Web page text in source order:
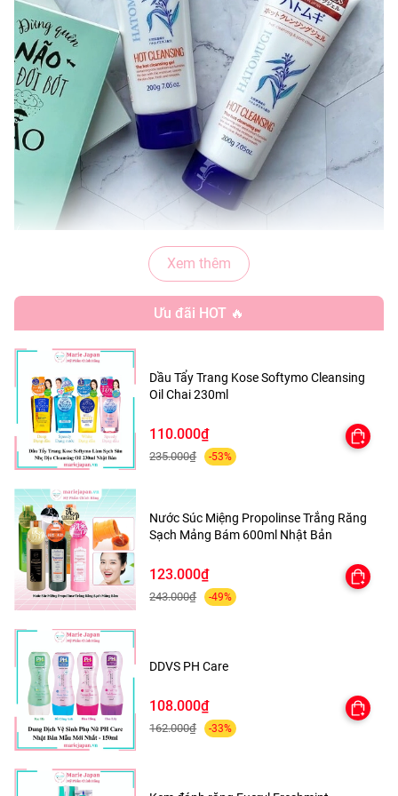
Tẩy trang bằng gel nóng đang là xu hướng hot nhất bên
Nhật. Khi tẩy trang bằng cách massage gel nóng thì cảm
giác ấm áp lập tức lan tỏa khắp bề mặt da làm lỗ chân
tận sâu lỗ chân lông.
CÔNG DỤNG
- Gel tẩy trang nóng chứa chiết xuất hạt Ý dĩ giúp làm
sạch sâu bụi bẩn và các lớp trang điểm, mang đến một
làn da thoáng sạch, mịn màng.
- Cùng với bụi bẩn, ô nhiễm thì thời tiết nóng nực vào mùa
hè khiến da tiết dầu nhiều hơn và là nguyên nhân chính
khiến làn da của chúng mình cần được làm sạch sâu
trong từng lỗ chân lông.
- Để làn da luôn được khỏe mạnh thì bước tẩy trang cực kì
quan trọng, bởi nó giúp lấy đi các bụi bẩn, bã nhờn trên da,
giúp các dưỡng chất phía sau hấp thụ tốt hơn, hạn chế
ngăn ngừa tác nhân gây nên mụn.
THÀNH PHẦN NỔI BẬT
Glycerin, PEG-8 Glyceryl Isostearate, PEG-20 Glyceryl
Xem thêm
Ưu đãi HOT 🔥
Dầu Tẩy Trang Kose Softymo Cleansing
Oil Chai 230ml
110.000₫
235.000₫ -53%
Nước Súc Miệng Propolinse Trắng Răng
Sạch Mảng Bám 600ml Nhật Bản
123.000₫
243.000₫ -49%
DDVS PH Care
108.000₫
162.000₫ -33%